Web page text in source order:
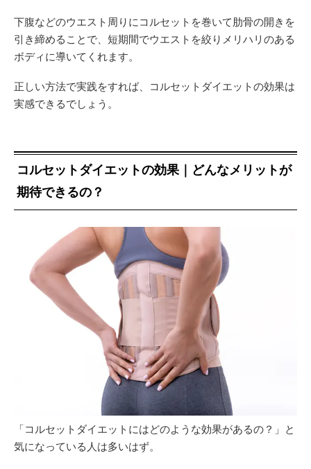
下腹などのウエスト周りにコルセットを巻いて肋骨の開きを
引き締めることで、短期間でウエストを絞りメリハリのある
ボディに導いてくれます。
正しい方法で実践をすれば、コルセットダイエットの効果は
実感できるでしょう。
コルセットダイエットの効果｜どんなメリットが
期待できるの？
「コルセットダイエットにはどのような効果があるの？」と
気になっている人は多いはず。